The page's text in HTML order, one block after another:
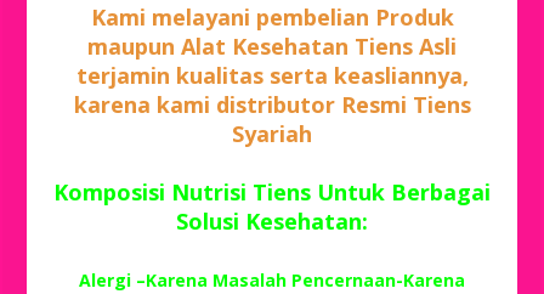
Kami melayani pembelian Produk
maupun Alat Kesehatan Tiens Asli
terjamin kualitas serta keasliannya,
karena kami distributor Resmi Tiens
Syariah
Komposisi Nutrisi Tiens Untuk Berbagai
Solusi Kesehatan:
Alergi –Karena Masalah Pencernaan-Karena